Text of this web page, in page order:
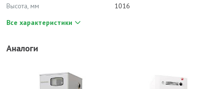
Высота, мм
1016
Все характеристики
Аналоги